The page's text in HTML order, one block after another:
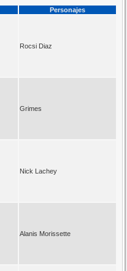
Personajes
Rocsi Diaz
Grimes
Nick Lachey
Alanis Morissette